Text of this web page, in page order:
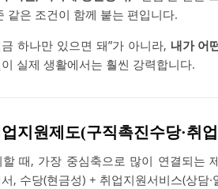
같은 조건이 함께 붙는 편입니다.
하나만 있으면 돼”가 아니라, 내가 어
실제 생활에서는 훨씬 강력합니다.
지원제도(구직촉진수당·취
때, 가장 중심축으로 많이 연결되는
, 수당(현금성) + 취업지원서비스(상담